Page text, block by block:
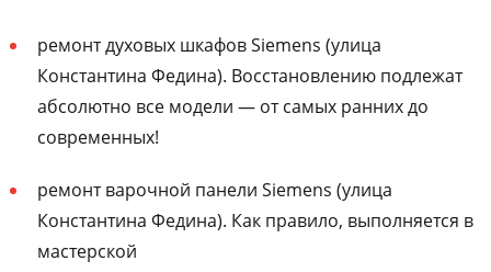
ремонт духовых шкафов Siemens (улица
Константина Федина). Восстановлению подлежат
абсолютно все модели — от самых ранних до
современных!
ремонт варочной панели Siemens (улица
Константина Федина). Как правило, выполняется в
мастерской